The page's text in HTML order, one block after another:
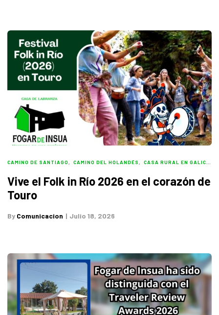
CAMINO DE SANTIAGO CAMINO DEL HOLANDÉS CASA RURAL EN GALICIA
Vive el Folk in Río 2026 en el corazón de
Touro
By Comunicacion Julio 18, 2026